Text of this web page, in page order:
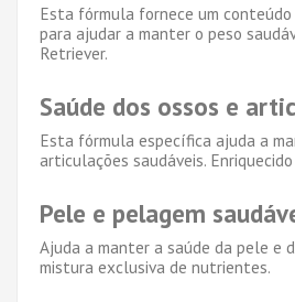
Esta fórmula fornece um
para ajudar a manter o peso
Retriever.
Saúde dos ossos e
Esta fórmula específica ajuda a
articulações saudáveis. Enriquecido
Pele e pelagem
Ajuda a manter a saúde da pele e
mistura exclusiva de nutrientes.